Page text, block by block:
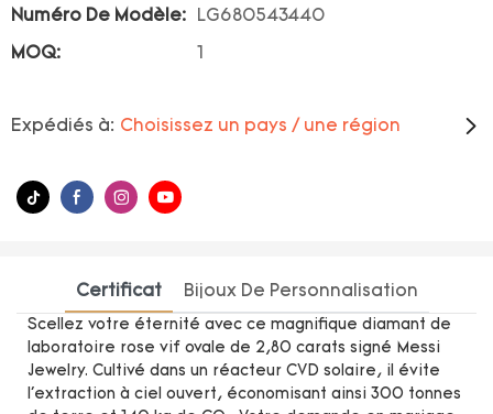
Numéro De Modèle: LG680543440
MOQ:
Expédiés à: Choisissez un pays / une région
Certificat Bijoux De Personnalisation
Scellez votre éternité avec ce magnifique diamant de
laboratoire rose vif ovale de 2,80 carats signé Messi
Jewelry. Cultivé dans un réacteur CVD solaire, il évite
l'extraction à ciel ouvert, économisant ainsi 300 tonnes